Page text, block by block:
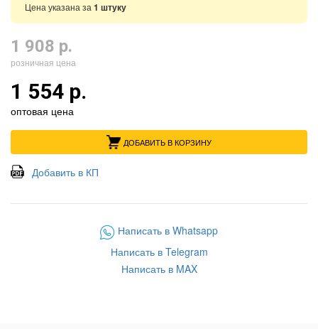
Цена указана за 1 штуку
1 908 р.
розничная цена
1 554 р.
оптовая цена
ДОБАВИТЬ В КОРЗИНУ
Добавить в КП
Написать в Whatsapp
Написать в Telegram
Написать в MAX